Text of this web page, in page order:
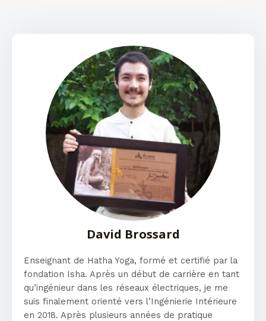
David Brossard
Enseignant de Hatha Yoga, formé et certifié par la
fondation Isha. Après un début de carrière en tant
qu’ingénieur dans les réseaux électriques, je me
suis finalement orienté vers l’Ingénierie Intérieure
en 2018. Après plusieurs années de pratique